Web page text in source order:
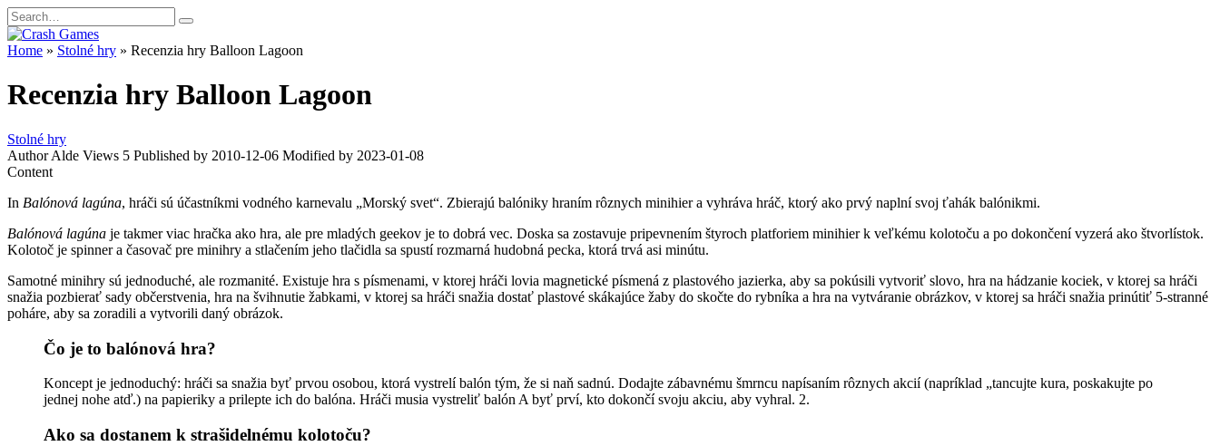
Skip
to
content
Search
for:
Home » Stolné hry » Recenzia hry Balloon Lagoon
Recenzia hry Balloon Lagoon
Stolné hry
Author Alde Views 5 Published by 2010-12-06 Modified by 2023-01-08
Content
In Balónová lagúna, hráči sú účastníkmi vodného karnevalu „Morský svet“. Zbierajú balóniky hraním rôznych minihier a vyhráva hráč, ktorý ako prvý naplní svoj ťahák balónikmi.
Balónová lagúna je takmer viac hračka ako hra, ale pre mladých geekov je to dobrá vec. Doska sa zostavuje pripevnením štyroch platforiem minihier k veľkému kolotoču a po dokončení vyzerá ako štvorlístok.
Kolotoč je spinner a časovač pre minihry a stlačením jeho tlačidla sa spustí rozmarná hudobná pecka, ktorá trvá asi minútu.
Samotné minihry sú jednoduché, ale rozmanité. Existuje hra s písmenami, v ktorej hráči lovia magnetické písmená z plastového jazierka, aby sa pokúsili vytvoriť slovo, hra na hádzanie kociek, v ktorej sa hráči
snažia pozbierať sady občerstvenia, hra na švihnutie žabkami, v ktorej sa hráči snažia dostať plastové skákajúce žaby do skočte do rybníka a hra na vytváranie obrázkov, v ktorej sa hráči snažia prinútiť 5-stranné
poháre, aby sa zoradili a vytvorili daný obrázok.
Čo je to balónová hra?
Koncept je jednoduchý: hráči sa snažia byť prvou osobou, ktorá vystrelí balón tým, že si naň sadnú. Dodajte zábavnému šmrncu napísaním rôznych akcií (napríklad „tancujte kura, poskakujte po
jednej nohe atď.) na papieriky a prilepte ich do balóna. Hráči musia vystreliť balón A byť prví, kto dokončí svoju akciu, aby vyhral. 2.
Ako sa dostanem k strašidelnému kolotoču?